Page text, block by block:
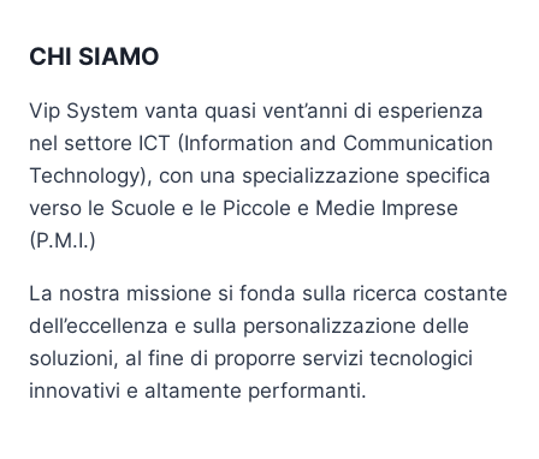
CHI SIAMO
Vip System vanta quasi vent’anni di esperienza
nel settore ICT (Information and Communication
Technology), con una specializzazione specifica
verso le Scuole e le Piccole e Medie Imprese
(P.M.I.)
La nostra missione si fonda sulla ricerca costante
dell’eccellenza e sulla personalizzazione delle
soluzioni, al fine di proporre servizi tecnologici
innovativi e altamente performanti.